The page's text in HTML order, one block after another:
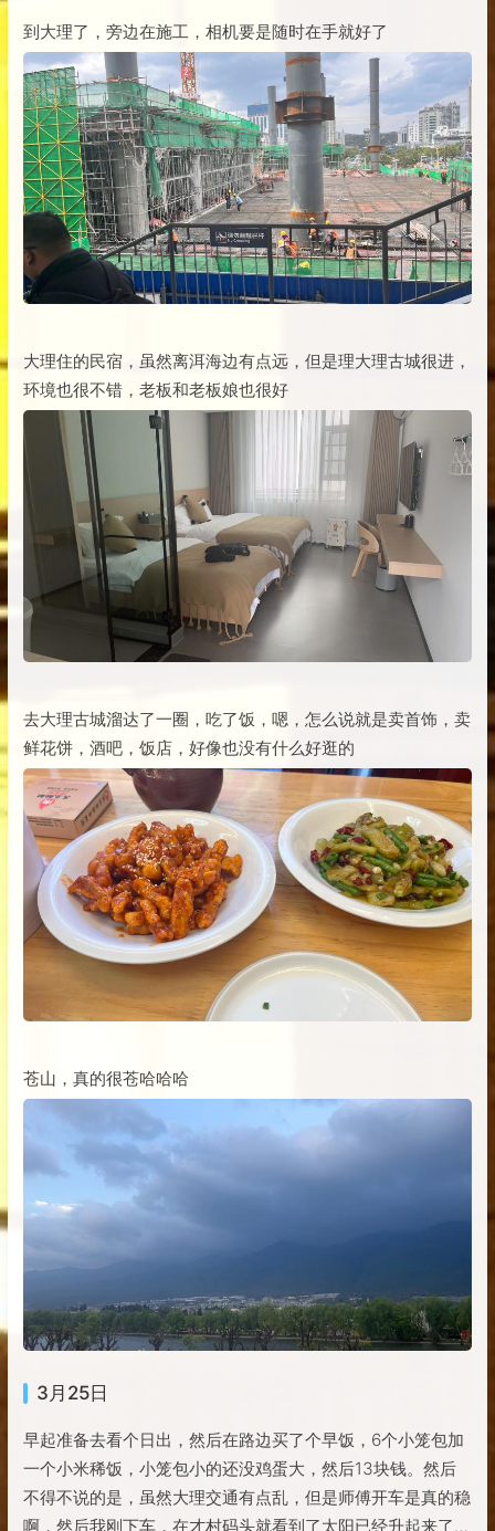
到大理了，旁边在施工，相机要是随时在手就好了
大理住的民宿，虽然离洱海边有点远，但是理大理古城很进，
环境也很不错，老板和老板娘也很好
去大理古城溜达了一圈，吃了饭，嗯，怎么说就是卖首饰，卖
鲜花饼，酒吧，饭店，好像也没有什么好逛的
苍山，真的很苍哈哈哈
3月25日
早起准备去看个日出，然后在路边买了个早饭，6个小笼包加
一个小米稀饭，小笼包小的还没鸡蛋大，然后13块钱。然后
不得不说的是，虽然大理交通有点乱，但是师傅开车是真的稳
啊，然后我刚下车，在才村码头就看到了太阳已经升起来了…